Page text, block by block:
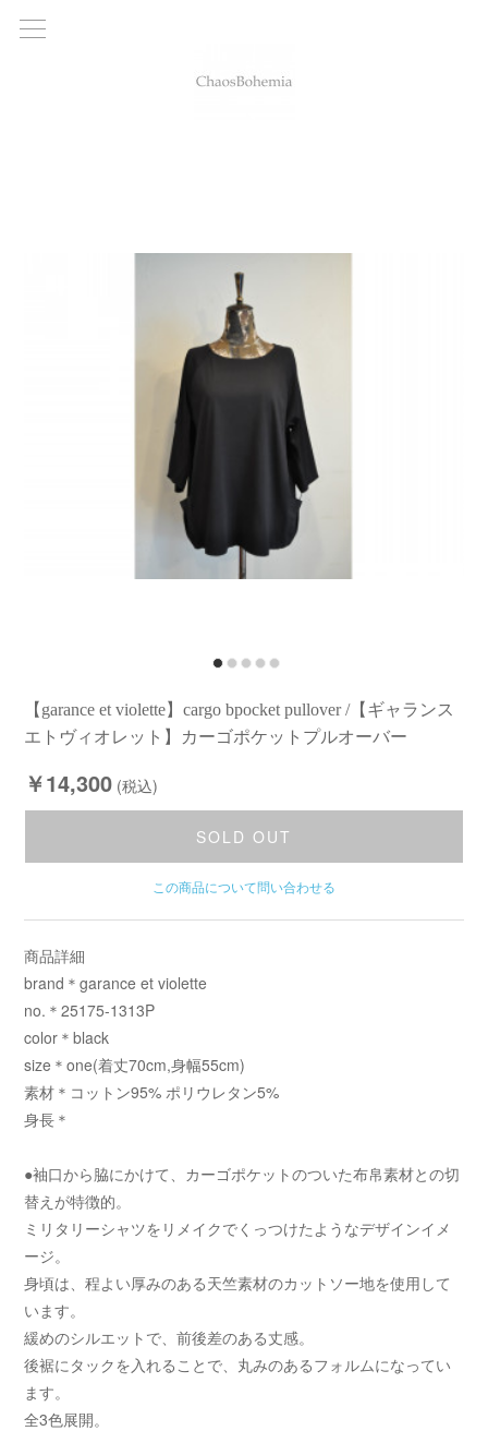
【garance et violette】cargo bpocket pullover /【ギャランス
エトヴィオレット】カーゴポケットプルオーバー
￥14,300 (税込)
SOLD OUT
この商品について問い合わせる
商品詳細
brand＊garance et violette
no.＊25175-1313P
color＊black
size＊one(着丈70cm,身幅55cm)
素材＊コットン95% ポリウレタン5%
身長＊
●袖口から脇にかけて、カーゴポケットのついた布帛素材との切
替えが特徴的。
ミリタリーシャツをリメイクでくっつけたようなデザインイメ
ージ。
身頃は、程よい厚みのある天竺素材のカットソー地を使用して
います。
緩めのシルエットで、前後差のある丈感。
後裾にタックを入れることで、丸みのあるフォルムになってい
ます。
全3色展開。